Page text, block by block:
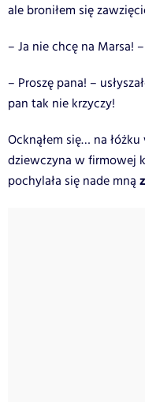
ale broniłem się
– Ja nie chcę na Marsa!
– Proszę pana! –
pan tak nie krzyczy!
Ocknąłem się… na
dziewczyna w firmowej
pochylała się nade mną